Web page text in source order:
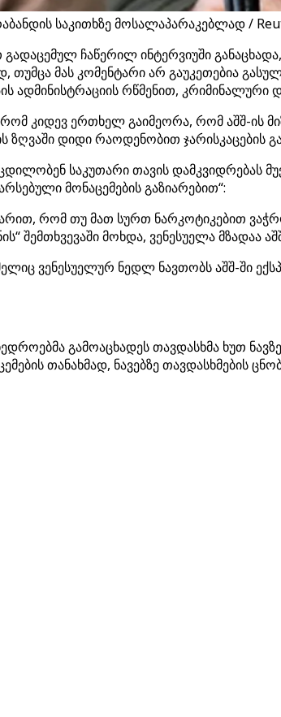
საკითხზე მოსალაპარაკებლად /
ჩაწერილ ინტერვიუში განაცხადა,
მას კომენტარი არ გაუკეთებია
რწმენით, კრიმინალური
კიდევ ერთხელ გაიმეორა, რომ აშშ-ის
ზღვაში დიდი რაოდენობით ჯარისკაცების
საკუთარი თავის დამკვიდრებას
მონაცემების გაზიარებით“:
რომ თუ მათ სურთ ნარკოტიკებით
შემთხვევაში მოხდა, ვენესუელა მზადაა
ვენესუელურ ნედლ ნავთობს აშშ-ში
გამოაცხადეს თავდასხმა ხუთ
თანახმად, ნავებზე თავდასხმების